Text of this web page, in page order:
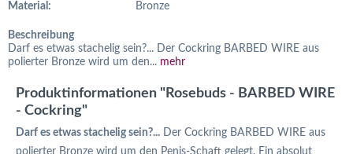
Material:
Bronze
Beschreibung
Darf es etwas stachelig sein?... Der Cockring BARBED WIRE aus
polierter Bronze wird um den... mehr
Produktinformationen "Rosebuds - BARBED WIRE
- Cockring"
Darf es etwas stachelig sein?... Der Cockring BARBED WIRE aus
polierter Bronze wird um den Penis-Schaft gelegt. Ein absolut